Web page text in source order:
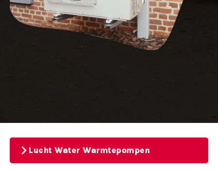
Lucht Water Warmtepompen